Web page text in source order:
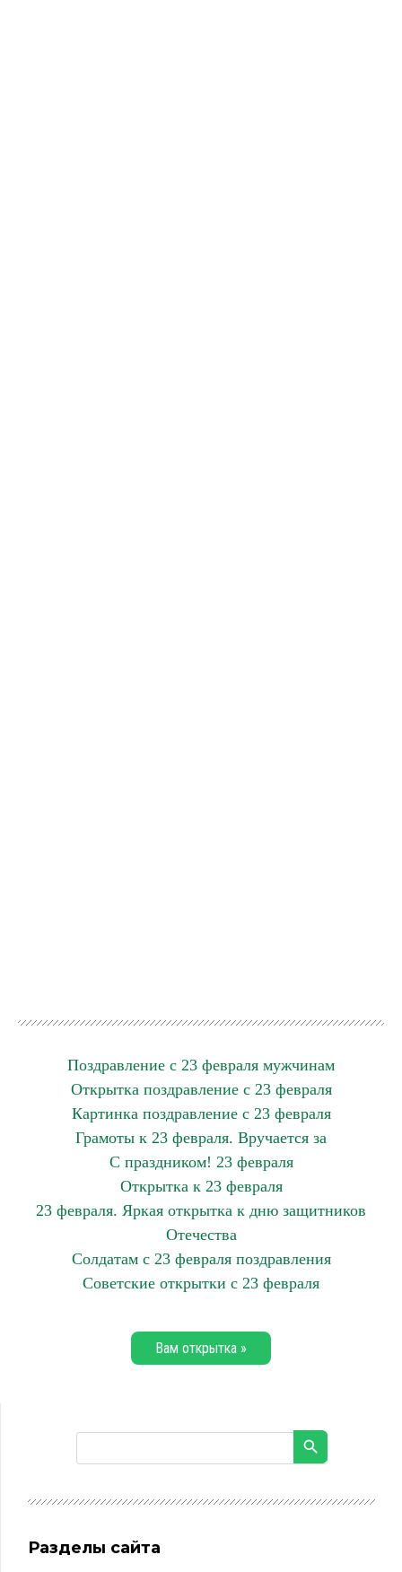
Поздравление с 23 февраля мужчинам
Открытка поздравление с 23 февраля
Картинка поздравление с 23 февраля
Грамоты к 23 февраля. Вручается за
С праздником! 23 февраля
Открытка к 23 февраля
23 февраля. Яркая открытка к дню защитников
Отечества
Солдатам с 23 февраля поздравления
Советские открытки с 23 февраля
Вам открытка »
Разделы сайта